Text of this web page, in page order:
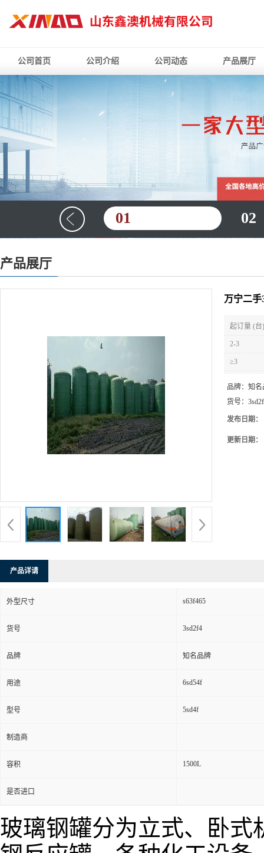
公司首页 公司介绍 公司动态 产品展厅
01 02
产品展厅
万宁二
起订量 (台)
2-3
≥3
品牌： 知名
货号：
发布日期：
更新日期：
产品详请
外型尺寸 s63f465
货号 3sd2f4
品牌 知名品牌
用途 6sd54f
型号 5sd4f
制造商
容积 1500L
是否进口
玻璃钢罐分为立式、卧式